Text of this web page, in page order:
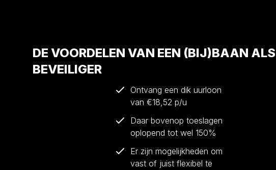
DE VOORDELEN VAN EEN (BIJ)BAAN ALS
BEVEILIGER
Ontvang een dik uurloon
van €18,52 p/u
Daar bovenop toeslagen
oplopend tot wel 150%
Er zijn mogelijkheden om
vast of juist flexibel te